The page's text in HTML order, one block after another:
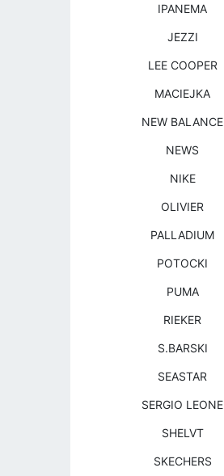
IPANEMA
JEZZI
LEE COOPER
MACIEJKA
NEW BALANCE
NEWS
NIKE
OLIVIER
PALLADIUM
POTOCKI
PUMA
RIEKER
S.BARSKI
SEASTAR
SERGIO LEONE
SHELVT
SKECHERS